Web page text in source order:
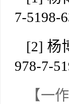
7-5198-
[2] 杨
978-7-
【一作